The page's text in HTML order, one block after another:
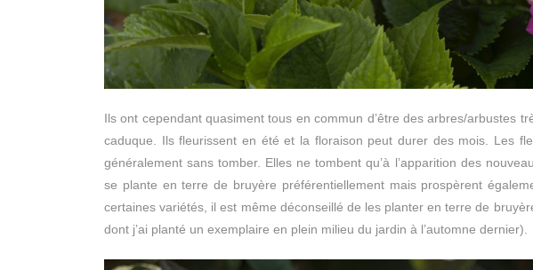
Ils ont cependant quasiment tous en commun d’être des arbres/arbustes
caduque. Ils fleurissent en été et la floraison peut durer des mois. Les
généralement sans tomber. Elles ne tombent qu’à l’apparition des
se plante en terre de bruyère préférentiellement mais prospèrent
certaines variétés, il est même déconseillé de les planter en terre de
dont j’ai planté un exemplaire en plein milieu du jardin à l’automne dernier).